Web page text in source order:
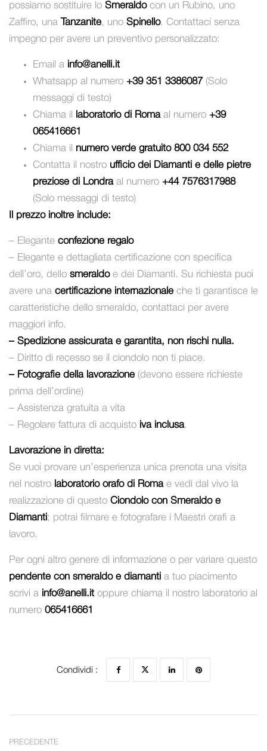
possiamo sostituire lo Smeraldocon un Rubino, uno
Zaffiro, una
Tanzanite, uno Spinello. Contattaci senza
impegno per avere un preventivo personalizzato:
Email a info@anelli.it
Whatsapp al numero +39 351 3386087 (Solo
messaggi di testo)
Chiama il
laboratorio di Romaal numero +39
065416661
Chiama il numero verde gratuito 800 034 552
Contatta il nostro ufficio dei Diamanti e delle pietre
preziose di Londraal numero +44 7576317988
(Solo messaggi di testo)
Il prezzo inoltre include:
– Elegante confezione regalo
– Elegante e dettagliata certificazione con specifica
dell’oro, dello smeraldoe dei Diamanti. Su richiesta puoi
avere una certificazione internazionale che ti garantisce le
caratteristiche dello smeraldo, contattaci per avere
maggiori info.
– Spedizione assicurata e garantita, non rischi nulla.
– Diritto di recesso se il ciondolo non ti piace.
– Fotografie della lavorazione (devono essere richieste
prima dell’ordine)
– Assistenza gratuita a vita
– Regolare fattura di acquisto iva inclusa.
Lavorazione in diretta:
Se vuoi provare un’esperienza unica prenota una visita
nel nostro laboratorio orafo di Romae vedi dal vivo la
realizzazione di questo Ciondolo con Smeraldo e
Diamanti; potrai filmare e fotografare i Maestri orafi a
lavoro.
Per ogni altro genere di informazione o per variare questo
pendente con smeraldo e diamanti a tuo piacimento
scrivi a info@anelli.itoppure chiama il nostro laboratorio al
numero 065416661
Condividi :
PRECEDENTE